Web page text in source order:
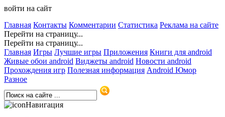
войти на сайт
Главная Контакты Комментарии Статистика Реклама на сайте
Перейти на страницу...
Перейти на страницу...
Главная Игры Лучшие игры Приложения Книги для android
Живые обои android Виджеты android Новости android
Прохождения игр Полезная информация Android Юмор
Разное
Навигация